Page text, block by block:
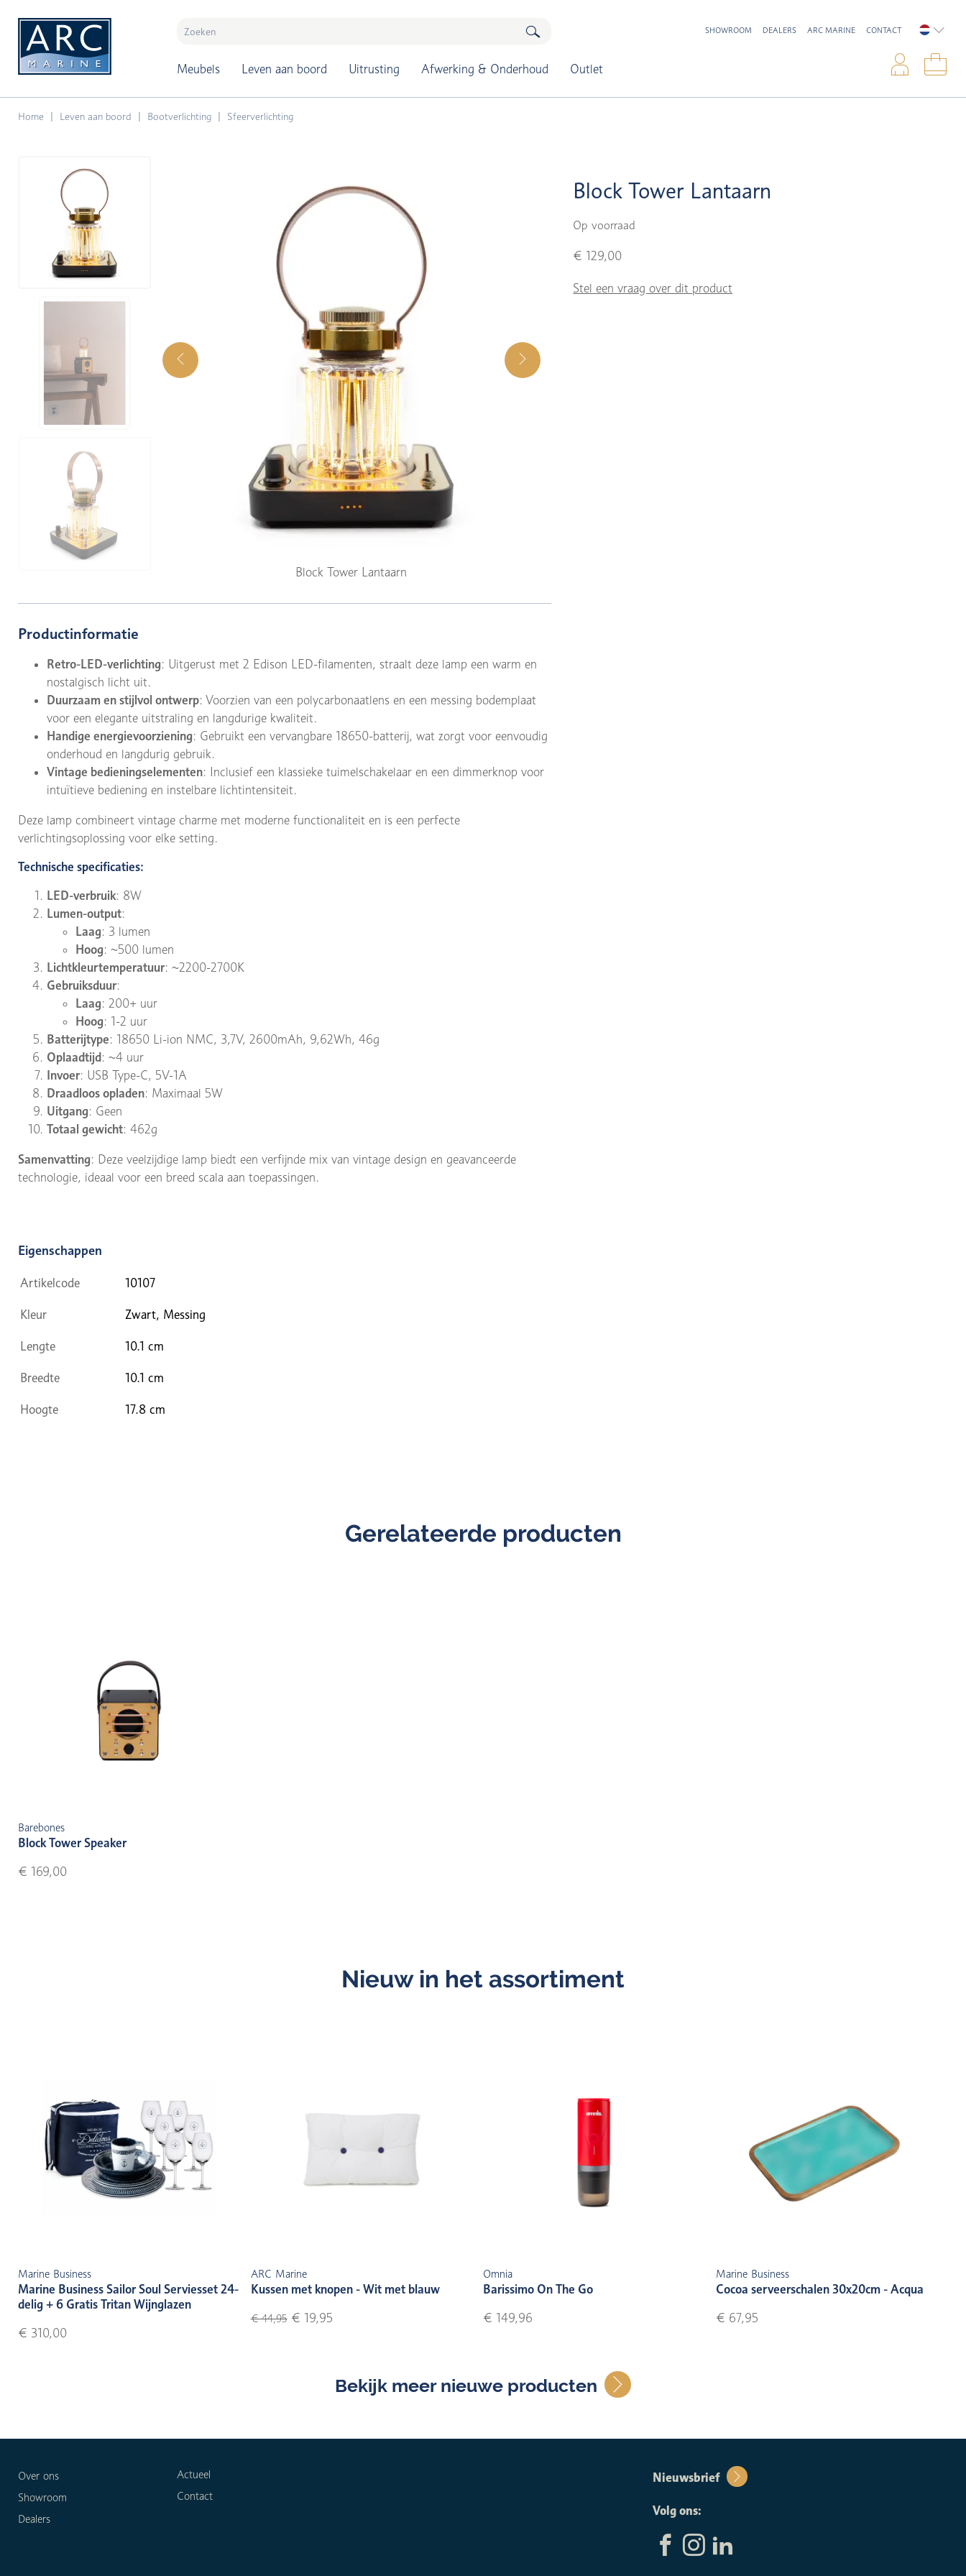
Meubels Leven aan boord Uitrusting Afwerking & Onderhoud Outlet
SHOWROOM DEALERS ARC MARINE CONTACT
Home Leven aan boord Bootverlichting Sfeerverlichting
Block Tower Lantaarn
Block Tower Lantaarn
Op voorraad
€ 129,00
Stel een vraag over dit product
Productinformatie
Retro-LED-verlichting: Uitgerust met 2 Edison LED-filamenten, straalt deze lamp een warm en
nostalgisch licht uit.
Duurzaam en stijlvol ontwerp: Voorzien van een polycarbonaatlens en een messing bodemplaat
voor een elegante uitstraling en langdurige kwaliteit.
Handige energievoorziening: Gebruikt een vervangbare 18650-batterij, wat zorgt voor eenvoudig
onderhoud en langdurig gebruik.
Vintage bedieningselementen: Inclusief een klassieke tuimelschakelaar en een dimmerknop voor
intuïtieve bediening en instelbare lichtintensiteit.
Deze lamp combineert vintage charme met moderne functionaliteit en is een perfecte
verlichtingsoplossing voor elke setting.
Technische specificaties:
LED-verbruik: 8W
Lumen-output:
Laag: 3 lumen
Hoog: ~500 lumen
Lichtkleurtemperatuur: ~2200-2700K
Gebruiksduur:
Laag: 200+ uur
Hoog: 1-2 uur
Batterijtype: 18650 Li-ion NMC, 3,7V, 2600mAh, 9,62Wh, 46g
Oplaadtijd: ~4 uur
Invoer: USB Type-C, 5V-1A
Draadloos opladen: Maximaal 5W
Uitgang: Geen
Totaal gewicht: 462g
Samenvatting: Deze veelzijdige lamp biedt een verfijnde mix van vintage design en geavanceerde
technologie, ideaal voor een breed scala aan toepassingen.
Eigenschappen
Artikelcode 10107
Kleur Zwart, Messing
Lengte 10.1 cm
Breedte 10.1 cm
Hoogte 17.8 cm
Gerelateerde producten
Barebones
Block Tower Speaker
€ 169,00
Nieuw in het assortiment
Marine Business
Marine Business Sailor Soul Serviesset 24-
delig + 6 Gratis Tritan Wijnglazen
€ 310,00
ARC Marine
Kussen met knopen - Wit met blauw
€ 44,95€ 19,95
Omnia
Barissimo On The Go
€ 149,96
Marine Business
Cocoa serveerschalen 30x20cm - Acqua
€ 67,95
Bekijk meer nieuwe producten
Over ons
Showroom
Dealers
Actueel
Contact
Nieuwsbrief
Volg ons: